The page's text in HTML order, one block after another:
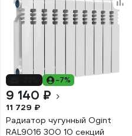
-7%
9 140 ₽
11 729 ₽
Радиатор чугунный Ogint
RAL9016 300 10 секций